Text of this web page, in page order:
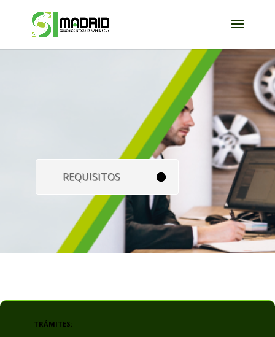
REQUISITOS
TRÁMITES: